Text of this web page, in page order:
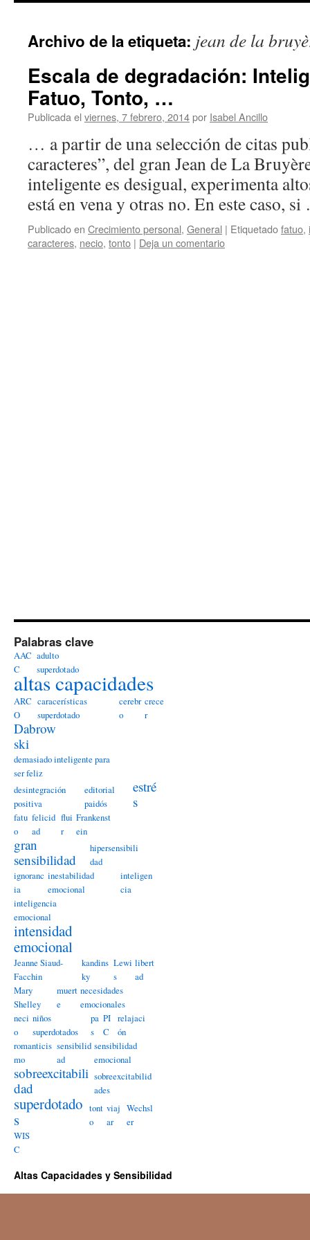
Archivo de la etiqueta: jean de la
Escala de degradación:
Fatuo, Tonto, …
Publicada el viernes, 7 febrero, 2014por Isabel Ancillo
… a partir de una selección de citas
caracteres”, del gran Jean de La
inteligente es desigual, experimenta
está en vena y otras no. En este caso,
Publicado en Crecimiento personal, General | Etiquetadofatuo,
caracteres, necio, tonto | Deja un comentario
Palabras clave
AAC
C
adulto
superdotado
altas capacidades
ARC
O
caracerísticas
superdotado
cerebr
o
crece
r
Dabrow
ski
demasiado inteligente para
ser feliz
desintegración
positiva
editorial
paidós
estré
s
fatu
o
felicid
ad
flui
r
Frankenst
ein
gran
sensibilidad
hipersensibili
dad
ignoranc
ia
inestabilidad
emocional
inteligen
cia
inteligencia
emocional
intensidad
emocional
Jeanne Siaud-
Facchin
kandins
ky
Lewi
s
libert
ad
Mary
Shelley
muert
e
necesidades
emocionales
neci
o
niños
superdotados
pa
s
PI
C
relajaci
ón
romanticis
mo
sensibilid
ad
sensibilidad
emocional
sobreexcitabili
dad
sobreexcitabilid
ades
superdotado
s
tont
o
viaj
ar
Wechsl
er
WIS
C
Altas Capacidades y Sensibilidad